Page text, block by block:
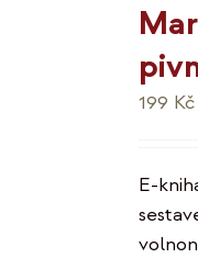
199 Kč
E-